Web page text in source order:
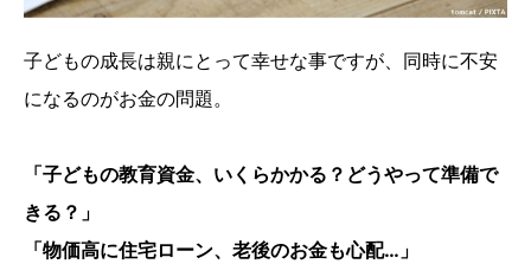
子どもの成長は親にとって幸せな事ですが、同時に不安
になるのがお金の問題。
「子どもの教育資金、いくらかかる？どうやって準備で
きる？」
「物価高に住宅ローン、老後のお金も心配…」